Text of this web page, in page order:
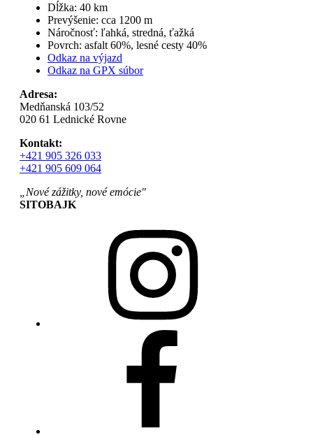
Dĺžka: 40 km
Prevýšenie: cca 1200 m
Náročnosť: ľahká, stredná, ťažká
Povrch: asfalt 60%, lesné cesty 40%
Odkaz na výjazd
Odkaz na GPX súbor
Adresa:
Medňanská 103/52
020 61 Lednické Rovne
Kontakt:
+421 905 326 033
+421 905 609 064
„Nové zážitky, nové emócie"
SITOBAJK